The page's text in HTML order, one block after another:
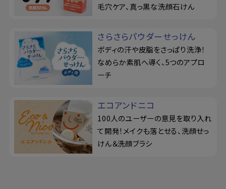
毛穴ケア、真っ黒な洗顔石けん
さらさらパウダーせっけん
ボディの汗や皮脂をさっぱり洗浄！
なめらか素肌へ導く、5つのアプロ
ーチ
エコアンドニコ
100人のユーザーの意見を取り入れ
て開発！メイクも落とせる、洗顔せっ
けん＆洗顔ブラシ